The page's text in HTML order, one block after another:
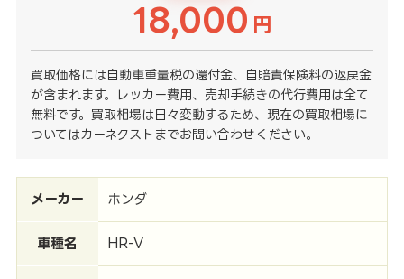
18,000 円
買取価格には自動車重量税の還付金、自賠責保険料の返戻金
が含まれます。レッカー費用、売却手続きの代行費用は全て
無料です。買取相場は日々変動するため、現在の買取相場に
ついてはカーネクストまでお問い合わせください。
メーカー ホンダ
車種名 HR-V